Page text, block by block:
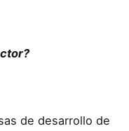
de desarrollo de